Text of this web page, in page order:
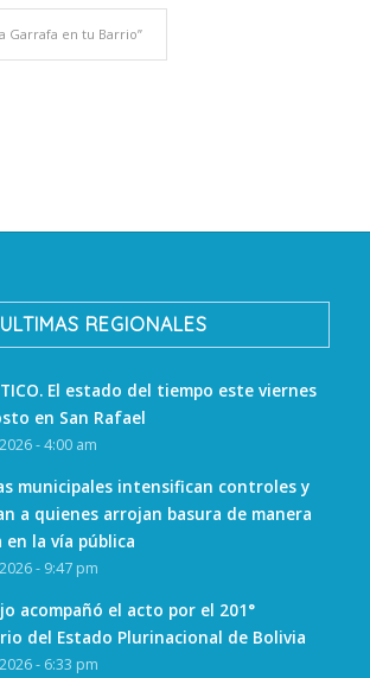
Garrafa en tu Barrio”
ULTIMAS REGIONALES
El estado del tiempo este viernes
en San Rafael
- 4:00 am
municipales intensifican controles y
a quienes arrojan basura de manera
en la vía pública
- 9:47 pm
acompañó el acto por el 201°
del Estado Plurinacional de Bolivia
- 6:33 pm